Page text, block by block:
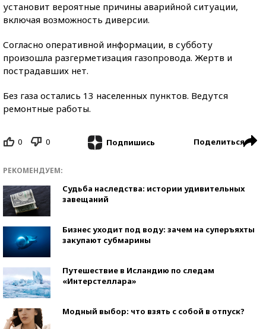
установит вероятные причины аварийной ситуации,
включая возможность диверсии.
Согласно оперативной информации, в субботу
произошла разгерметизация газопровода. Жертв и
пострадавших нет.
Без газа остались 13 населенных пунктов. Ведутся
ремонтные работы.
0 0 Подпишись Поделиться
РЕКОМЕНДУЕМ:
Судьба наследства: истории удивительных
завещаний
Бизнес уходит под воду: зачем на суперъяхты
закупают субмарины
Путешествие в Исландию по следам
«Интерстеллара»
Модный выбор: что взять с собой в отпуск?